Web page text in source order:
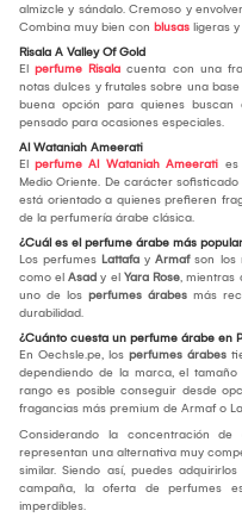
almizcle y sándalo. Cremoso y
Combina muy bien con blusas ligeras
Risala A Valley Of Gold
El perfume Risala cuenta con una
notas dulces y frutales sobre una
buena opción para quienes
pensado para ocasiones especiales.
Al Wataniah Ameerati
El perfume Al Wataniah Ameerati es
Medio Oriente. De carácter
está orientado a quienes prefieren
de la perfumería árabe clásica.
¿Cuál es el perfume árabe más
Los perfumes Lattafa y Armaf son los
como el Asad y el Yara Rose, mientras
uno de los perfumes árabes más
durabilidad.
¿Cuánto cuesta un perfume árabe en
En Oechsle.pe, los perfumes árabes
dependiendo de la marca, el
rango es posible conseguir desde
fragancias más premium de Armaf o
Considerando la concentración
representan una alternativa muy
similar. Siendo así, puedes
campaña, la oferta de perfumes
imperdibles.